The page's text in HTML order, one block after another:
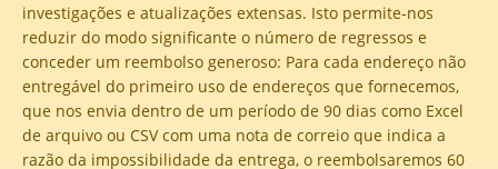
investigações e atualizações extensas. Isto permite-nos
reduzir do modo significante o número de regressos e
conceder um reembolso generoso: Para cada endereço não
entregável do primeiro uso de endereços que fornecemos,
que nos envia dentro de um período de 90 dias como Excel
de arquivo ou CSV com uma nota de correio que indica a
razão da impossibilidade da entrega, o reembolsaremos 60